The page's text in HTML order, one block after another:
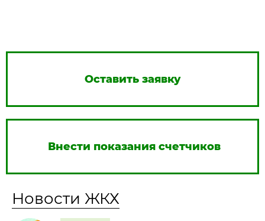
Оставить заявку
Внести показания счетчиков
Новости ЖКХ